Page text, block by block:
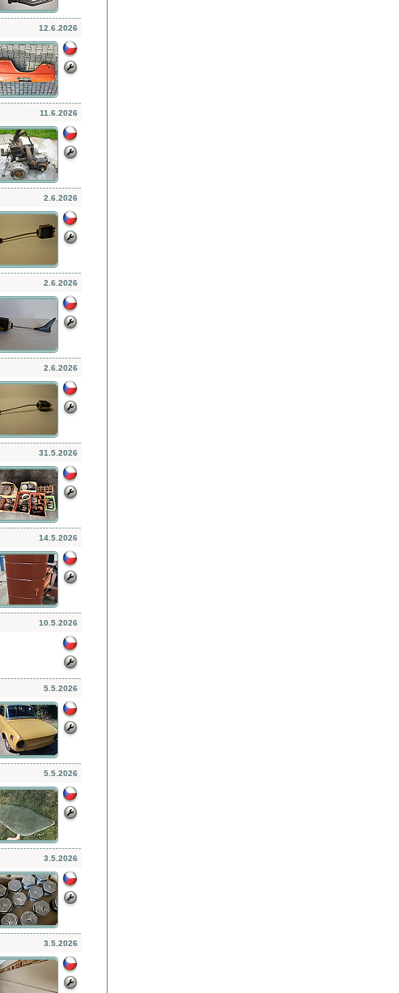
12.6.2026
11.6.2026
2.6.2026
2.6.2026
2.6.2026
31.5.2026
14.5.2026
10.5.2026
5.5.2026
5.5.2026
3.5.2026
3.5.2026